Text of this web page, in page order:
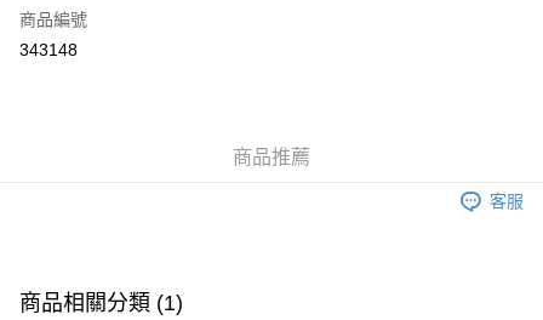
Apple Pay
付款後門市自取，訂單確認後2-4個工作天到店，7天內取。逾期後
商品編號
343148
商品推薦
客服
商品相關分類 (1)